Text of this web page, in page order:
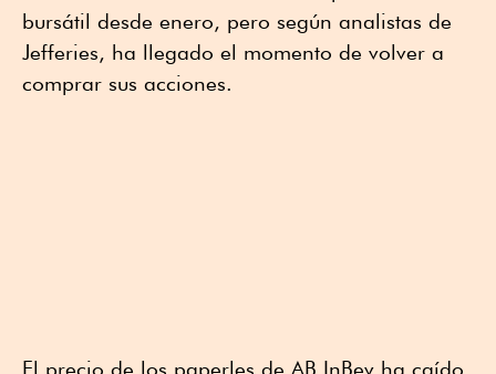
bursátil desde enero, pero según analistas de
Jefferies, ha llegado el momento de volver a
comprar sus acciones.
El precio de los paperles de AB InBev ha caído